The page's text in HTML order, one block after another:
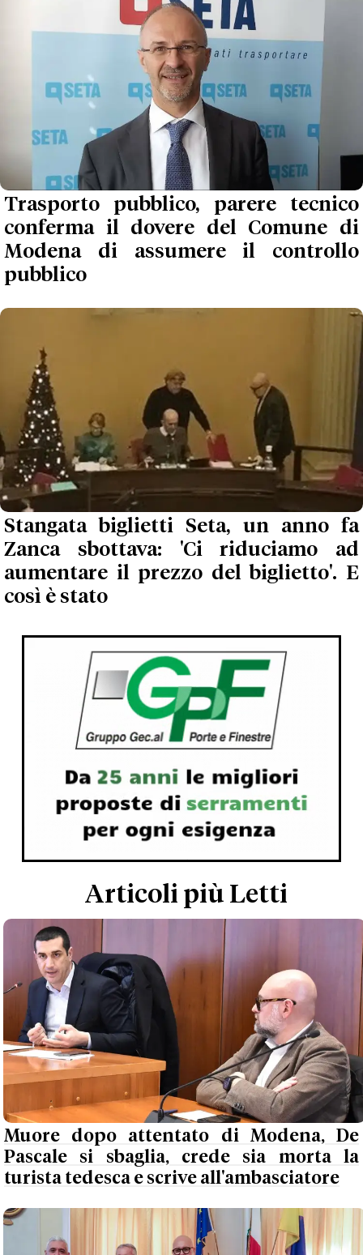
Trasporto pubblico, parere tecnico
conferma il dovere del Comune di
Modena di assumere il controllo
pubblico
Stangata biglietti Seta, un anno fa
Zanca sbottava: 'Ci riduciamo ad
aumentare il prezzo del biglietto'. E
così è stato
Articoli più Letti
Muore dopo attentato di Modena, De
Pascale si sbaglia, crede sia morta la
turista tedesca e scrive all'ambasciatore